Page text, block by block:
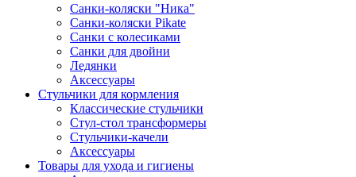
Санки-коляски "Ника"
Санки-коляски Pikate
Санки с колесиками
Санки для двойни
Ледянки
Аксессуары
Стульчики для кормления
Классические стульчики
Стул-стол трансформеры
Стульчики-качели
Аксессуары
Товары для ухода и гигиены